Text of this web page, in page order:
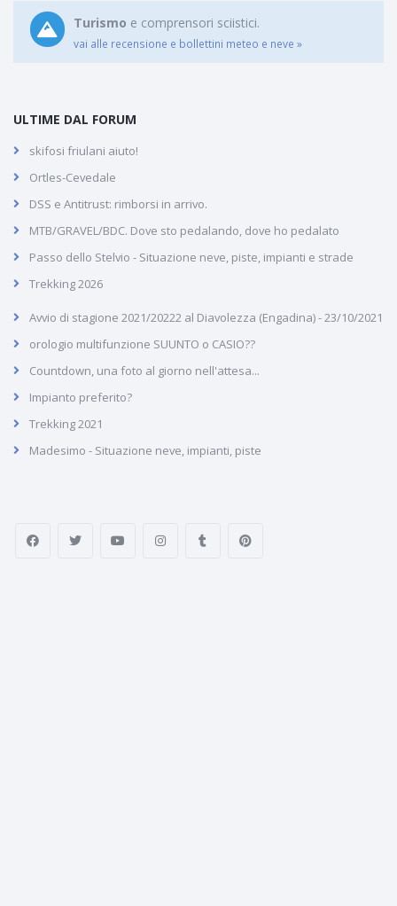
Turismo e comprensori sciistici.
vai alle recensione e bollettini meteo e neve »
ULTIME DAL FORUM
skifosi friulani aiuto!
Ortles-Cevedale
DSS e Antitrust: rimborsi in arrivo.
MTB/GRAVEL/BDC. Dove sto pedalando, dove ho pedalato
Passo dello Stelvio - Situazione neve, piste, impianti e strade
Trekking 2026
Avvio di stagione 2021/20222 al Diavolezza (Engadina) - 23/10/2021
orologio multifunzione SUUNTO o CASIO??
Countdown, una foto al giorno nell'attesa...
Impianto preferito?
Trekking 2021
Madesimo - Situazione neve, impianti, piste